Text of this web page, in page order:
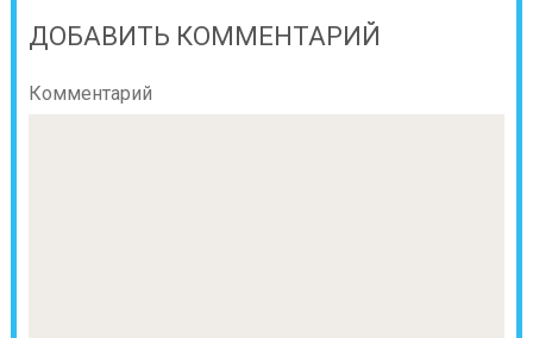
ДОБАВИТЬ КОММЕНТАРИЙ
Комментарий